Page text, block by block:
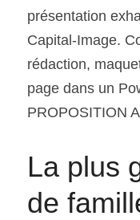
présentation
Capital-Image.
rédaction,
page dans un
PROPOSITION
La plus
de